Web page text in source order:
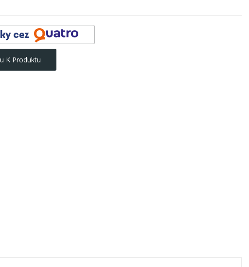
K Produktu